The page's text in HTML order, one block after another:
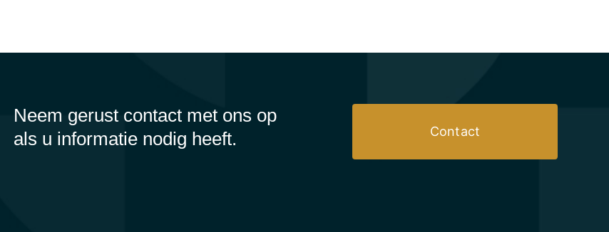
Neem gerust contact met ons op
als u informatie nodig heeft.
Contact